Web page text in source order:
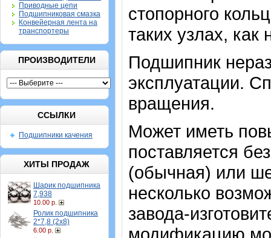
Приводные цепи
Подшипниковая смазка
Конвейерная лента на
транспортеры
ПРОИЗВОДИТЕЛИ
ССЫЛКИ
Подшипники качения
ХИТЫ ПРОДАЖ
Шарик подшипника
7,938
10.00 р.
Ролик подшипника
2*7,8 (2х8)
6.00 р.
стопорного
таких узлах,
Подшипник
эксплуатации.
вращения.
Может иметь
поставляется
(обычная) или
несколько
завода-